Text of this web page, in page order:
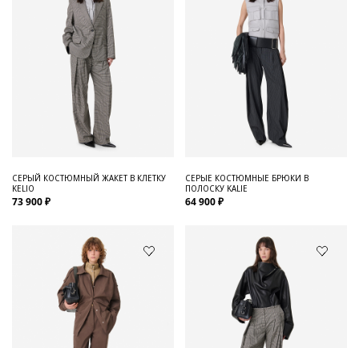
СЕРЫЙ КОСТЮМНЫЙ ЖАКЕТ В КЛЕТКУ
KELIO
73 900 ₽
СЕРЫЕ КОСТЮМНЫЕ БРЮКИ В
ПОЛОСКУ KALIE
64 900 ₽